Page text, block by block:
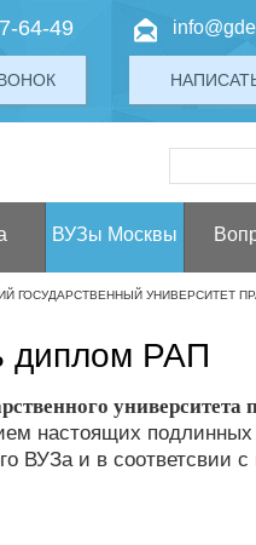
64-49
ВУЗы Москвы
ГОСУДАРСТВЕННЫЙ УНИВЕРСИТЕТ
диплом РАП
университета
настоящих подлинных
ВУЗа и в соответсвии